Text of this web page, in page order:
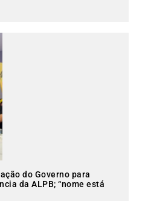
do Governo para
da ALPB; “nome está